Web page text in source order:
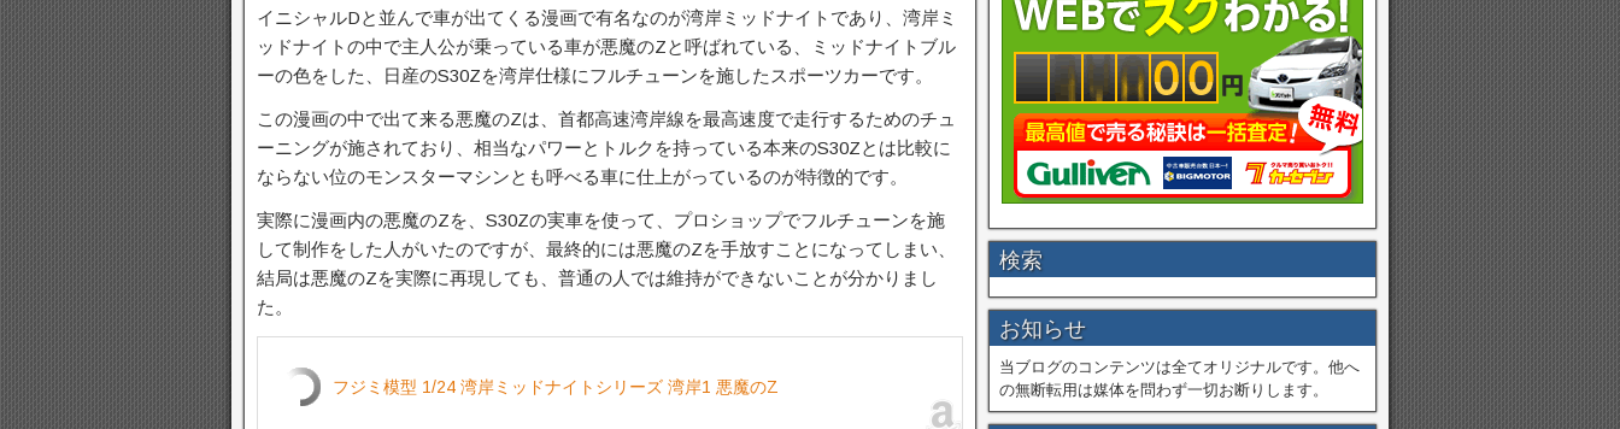
イニシャルDと並んで車が出てくる漫画で有名なのが湾岸ミッドナイトであり、湾岸ミ
ッドナイトの中で主人公が乗っている車が悪魔のZと呼ばれている、ミッドナイトブル
ーの色をした、日産のS30Zを湾岸仕様にフルチューンを施したスポーツカーです。
この漫画の中で出て来る悪魔のZは、首都高速湾岸線を最高速度で走行するためのチュ
ーニングが施されており、相当なパワーとトルクを持っている本来のS30Zとは比較に
ならない位のモンスターマシンとも呼べる車に仕上がっているのが特徴的です。
実際に漫画内の悪魔のZを、S30Zの実車を使って、プロショップでフルチューンを施
して制作をした人がいたのですが、最終的には悪魔のZを手放すことになってしまい、
結局は悪魔のZを実際に再現しても、普通の人では維持ができないことが分かりまし
た。
フジミ模型 1/24 湾岸ミッドナイトシリーズ 湾岸1 悪魔のZ
検索
お知らせ
当ブログのコンテンツは全てオリジナルです。他へ
の無断転用は媒体を問わず一切お断りします。